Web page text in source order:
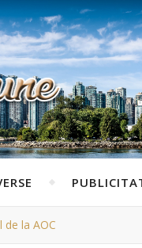
la AOC